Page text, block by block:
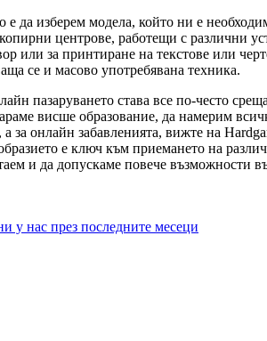
да изберем модела, който ни е
центрове, работещи с различни
или за принтиране на текстове или
се и масово употребявана техника.
пазаруването става все по-често
висше образование, да намерим
онлайн забавленията, вижте на
е ключ към приемането на
и да допускаме повече възможности
у нас през последните месеци